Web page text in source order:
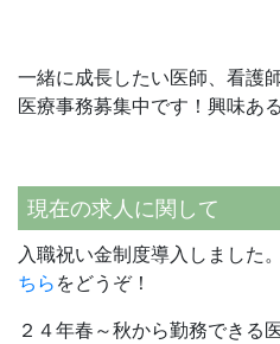
一緒に成長したい医師、看護
医療事務募集中です！興味あ
現在の求人に関して
入職祝い金制度導入しました
ちら をどうぞ！
２４年春～秋から勤務できる